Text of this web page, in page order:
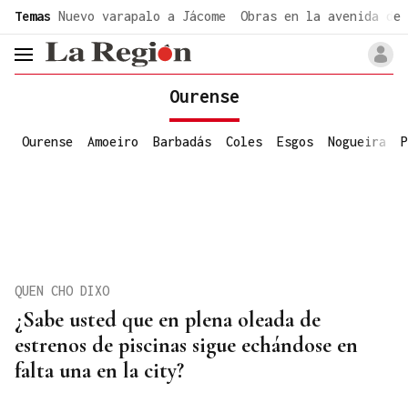
Temas Nuevo varapalo a Jácome Obras en la avenida de
header.menu.open
Ourense
Ourense Amoeiro Barbadás Coles Esgos Nogueira
¿Sabe usted que en plena oleada de
estrenos de piscinas sigue echándose en
falta una en la city?
QUEN CHO DIXO